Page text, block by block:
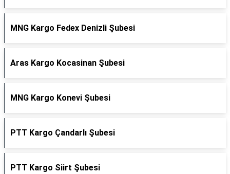
MNG Kargo Fedex Denizli Şubesi
Aras Kargo Kocasinan Şubesi
MNG Kargo Konevi Şubesi
PTT Kargo Çandarlı Şubesi
PTT Kargo Siirt Şubesi